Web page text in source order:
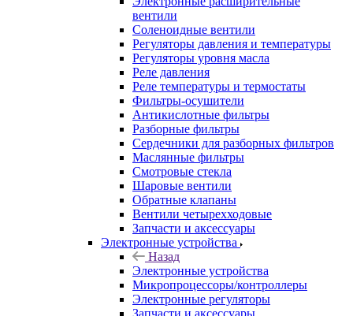
вентили
Соленоидные вентили
Регуляторы давления и температуры
Регуляторы уровня масла
Реле давления
Реле температуры и термостаты
Фильтры-осушители
Антикислотные фильтры
Разборные фильтры
Сердечники для разборных фильтров
Маслянные фильтры
Смотровые стекла
Шаровые вентили
Обратные клапаны
Вентили четырехходовые
Запчасти и аксессуары
Электронные устройства
Назад
Электронные устройства
Микропроцессоры/контроллеры
Электронные регуляторы
Запчасти и аксессуары